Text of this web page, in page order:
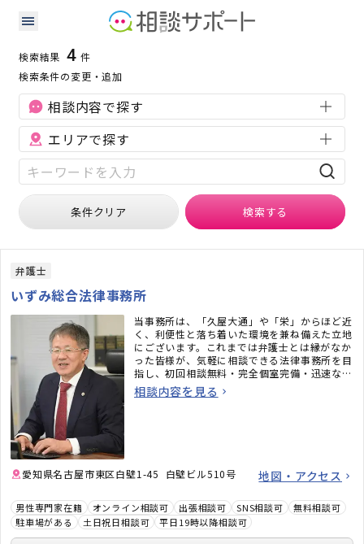
奈良県の人事・労務に強い専門家の検索結果
人事・労務
検索結果 4 件
検索条件の変更・追加
相談内容で探す
エリアで探す
条件クリア 検索する
弁護士
いずみ総合法律事務所
当事務所は、「久屋大通」や「栄」からほど近
く、利便性と落ち着いた環境を兼ね備えた立地
にございます。これまでは弁護士とは縁がなか
った皆様が、気軽に相談できる法律事務所を目
指し、初回相談無料・完全個室完備・迅速なメ
ール対応など、相談しやすい環境も整えていま
す。「弁護士に相談するべきかわからない」と
相談内容を見る
愛知県名古屋市東区白壁1-45 白壁ビル510号 地図・アクセス
男性専門家在籍 オンライン相談可 出張相談可 SNS相談可
無料相談可
駐車場がある
土日祝日相談可 平日19時以降相談可